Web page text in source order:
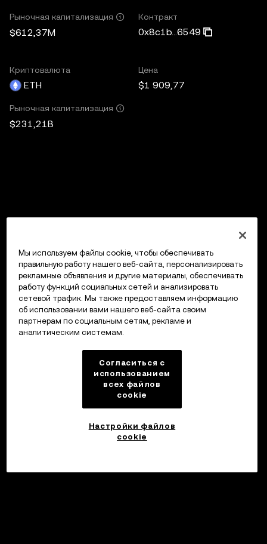
Рыночная капитализация
$612,37M
Контракт
0x8c1b...6549
Криптовалюта
ETH
Цена
$1 909,77
Рыночная капитализация
$231,21B
Мы используем файлы cookie, чтобы обеспечивать
правильную работу нашего веб-сайта, персонализировать
рекламные объявления и другие материалы, обеспечивать
работу функций социальных сетей и анализировать
сетевой трафик. Мы также предоставляем информацию
об использовании вами нашего веб-сайта своим
партнерам по социальным сетям, рекламе и
аналитическим системам.
Согласиться с
использованием
всех файлов
cookie
Настройки файлов
cookie